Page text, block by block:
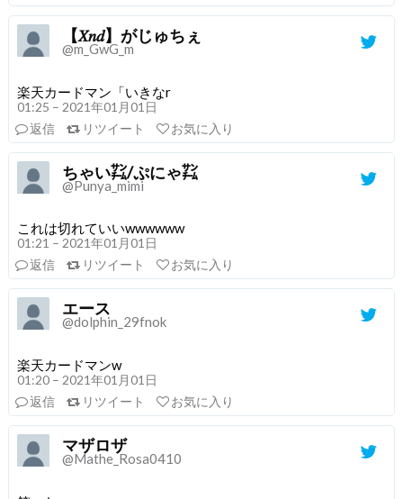
【𝑋𝑛𝑑】がじゅちぇ
@m_GwG_m
楽天カードマン「いきなr
01:25 – 2021年01月01日
返信
リツイート お気に入り
ちゃい㌠/ぷにゃ㌠
@Punya_mimi
これは切れていいwwwwww
01:21 – 2021年01月01日
返信
リツイート お気に入り
エース
@dolphin_29fnok
楽天カードマンw
01:20 – 2021年01月01日
返信
リツイート お気に入り
マザロザ
@Mathe_Rosa0410